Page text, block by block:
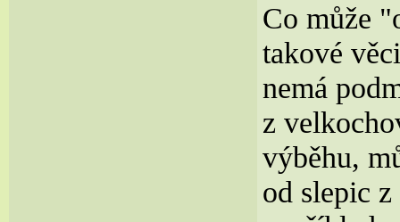
Co může
takové
nemá
z
výběhu,
od slepic